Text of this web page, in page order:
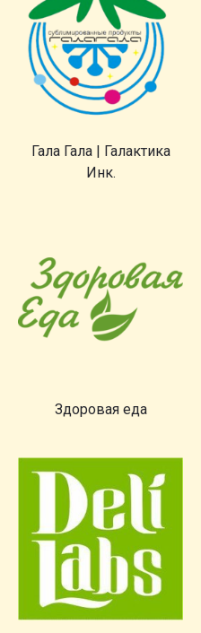
Гала Гала | Галактика
Инк.
Здоровая еда